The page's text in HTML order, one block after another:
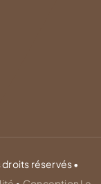
réservés •